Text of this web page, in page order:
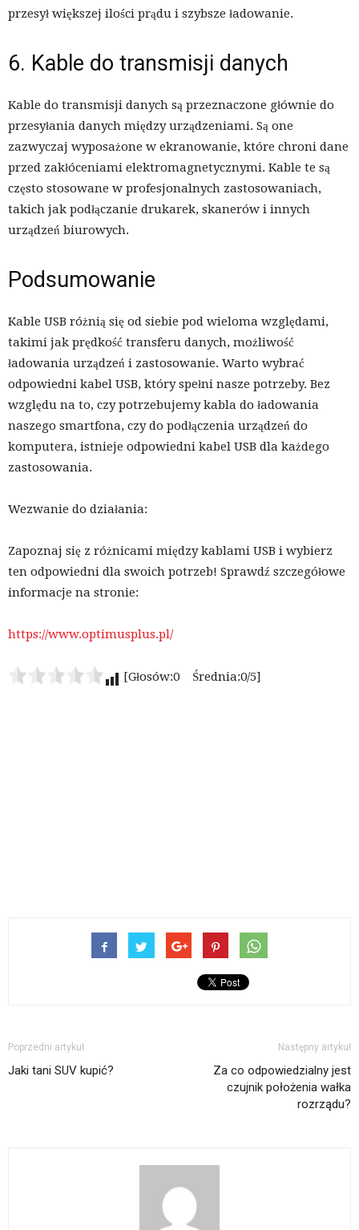
przesył większej ilości prądu i szybsze ładowanie.
6. Kable do transmisji danych
Kable do transmisji danych są przeznaczone głównie do
przesyłania danych między urządzeniami. Są one
zazwyczaj wyposażone w ekranowanie, które chroni dane
przed zakłóceniami elektromagnetycznymi. Kable te są
często stosowane w profesjonalnych zastosowaniach,
takich jak podłączanie drukarek, skanerów i innych
urządzeń biurowych.
Podsumowanie
Kable USB różnią się od siebie pod wieloma względami,
takimi jak prędkość transferu danych, możliwość
ładowania urządzeń i zastosowanie. Warto wybrać
odpowiedni kabel USB, który spełni nasze potrzeby. Bez
względu na to, czy potrzebujemy kabla do ładowania
naszego smartfona, czy do podłączenia urządzeń do
komputera, istnieje odpowiedni kabel USB dla każdego
zastosowania.
Wezwanie do działania:
Zapoznaj się z różnicami między kablami USB i wybierz
ten odpowiedni dla swoich potrzeb! Sprawdź szczegółowe
informacje na stronie:
https://www.optimusplus.pl/
[Głosów:0 Średnia:0/5]
Poprzedni artykuł
Jaki tani SUV kupić?
Następny artykuł
Za co odpowiedzialny jest
czujnik położenia wałka
rozrządu?